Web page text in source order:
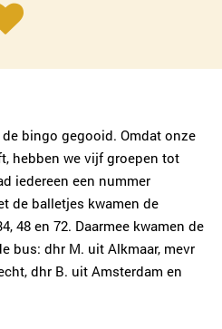
bingo gegooid. Omdat onze
hebben we vijf groepen tot
iedereen een nummer
de balletjes kwamen de
48 en 72. Daarmee kwamen de
bus: dhr M. uit Alkmaar, mevr
dhr B. uit Amsterdam en